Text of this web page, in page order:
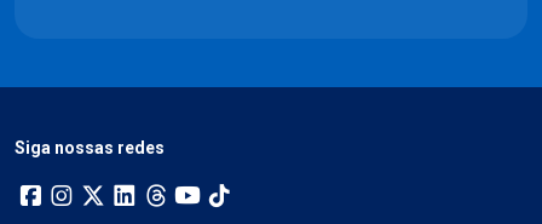
Siga nossas redes